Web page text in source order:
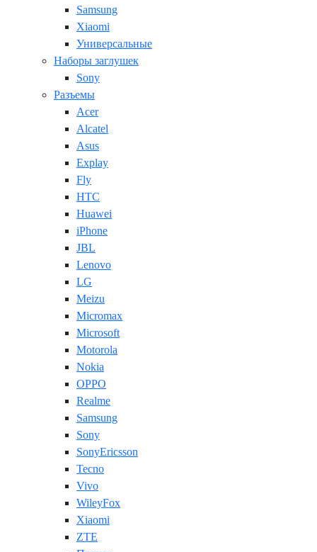
Samsung
Xiaomi
Универсальные
Наборы заглушек
Sony
Разъемы
Acer
Alcatel
Asus
Explay
Fly
HTC
Huawei
iPhone
JBL
Lenovo
LG
Meizu
Micromax
Microsoft
Motorola
Nokia
OPPO
Realme
Samsung
Sony
SonyEricsson
Tecno
Vivo
WileyFox
Xiaomi
ZTE